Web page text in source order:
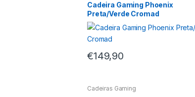
Cadeira Gaming Phoenix
Preta/Verde Cromad
€149,90
Cadeiras Gaming